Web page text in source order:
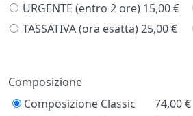
URGENTE (entro 2 ore) 15,00 €
TASSATIVA (ora esatta) 25,00 €
Prezzo
Composizione
Composizione Classic
74,00€